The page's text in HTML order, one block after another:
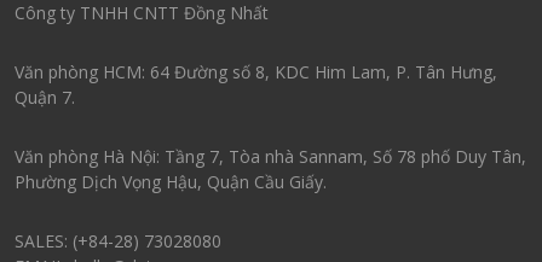
Công ty TNHH CNTT Đồng Nhất
Văn phòng HCM: 64 Đường số 8, KDC Him Lam, P. Tân Hưng,
Quận 7.
Văn phòng Hà Nội: Tầng 7, Tòa nhà Sannam, Số 78 phố Duy Tân,
Phường Dịch Vọng Hậu, Quận Cầu Giấy.
SALES: (+84-28) 73028080